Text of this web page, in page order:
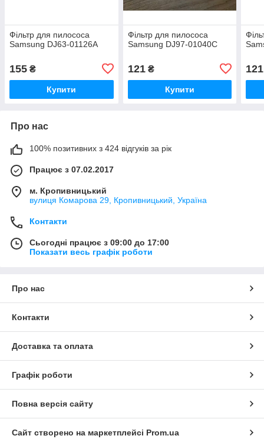
Фільтр для пилососа
Samsung DJ63-01126A
155 ₴
Купити
Фільтр для пилососа
Samsung DJ97-01040C
121₴
Купити
121
Про нас
100% позитивних з 424 відгуків за рік
Працює з 07.02.2017
м. Кропивницький
вулиця Комарова 29, Кропивницький, Україна
Контакти
Сьогодні працює з 09:00 до 17:00
Показати весь графік роботи
Про нас
Контакти
Доставка та оплата
Графік роботи
Повна версія сайту
Сайт створено на маркетплейсі Prom.ua